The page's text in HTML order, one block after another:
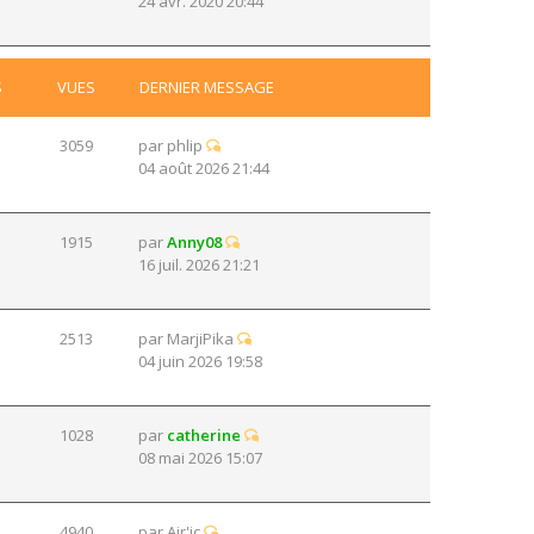
VUES DERNIER MESSAGE
3059 par phlip
04 août 2026 21:44
1915 parAnny08
16 juil. 2026 21:21
2513 par MarjiPika
04 juin 2026 19:58
1028 par catherine
08 mai 2026 15:07